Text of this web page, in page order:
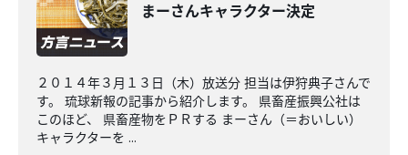
まーさんキャラクター決定
２０１４年３月１３日（木）放送分 担当は伊狩典子さんで
す。 琉球新報の記事から紹介します。 県畜産振興公社は
このほど、 県畜産物をＰＲする まーさん（＝おいしい）
キャラクターを ...